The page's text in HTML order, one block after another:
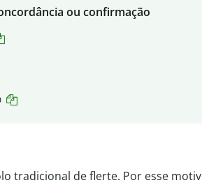
ou confirmação
tradicional de flerte. Por esse